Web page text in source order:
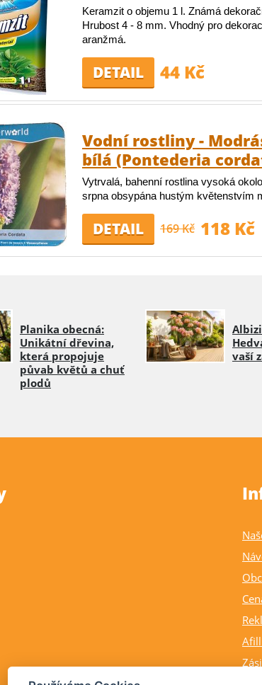
Keramzit o objemu 1 l. Známá
Hrubost 4 - 8 mm. Vhodný pro
aranžmá.
DETAIL 44 Kč
Vodní rostliny -
bílá (Pontederia
Vytrvalá, bahenní rostlina vysoká
srpna obsypána hustým květenstvím
DETAIL 169 Kč 118 Kč
Planika obecná:
Unikátní dřevina,
která propojuje
půvab květů a chuť
plodů
vaší